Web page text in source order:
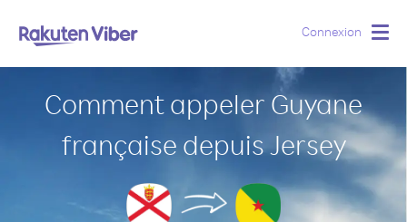
Connexion
Comment appeler Guyane
française depuis Jersey